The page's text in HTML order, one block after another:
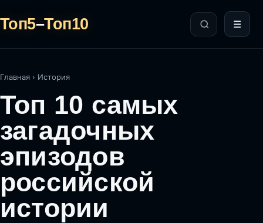
Топ5–Топ10 ☰
Главная › История
Топ 10 самых
загадочных
эпизодов
российской
истории